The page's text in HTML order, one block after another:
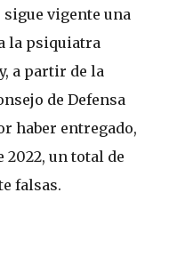
vigente una
la psiquiatra
a partir de la
de Defensa
haber entregado,
2022, un total de
falsas.